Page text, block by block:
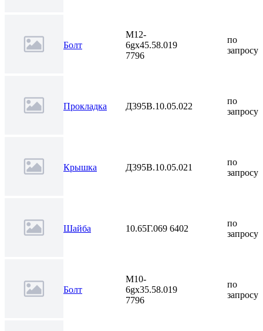
Болт
М12-
6gх45.58.019
7796
по
запросу
Прокладка Д395В.10.05.022
по
запросу
Крышка Д395В.10.05.021
по
запросу
Шайба 10.65Г.069 6402
по
запросу
Болт
М10-
6gх35.58.019
7796
по
запросу